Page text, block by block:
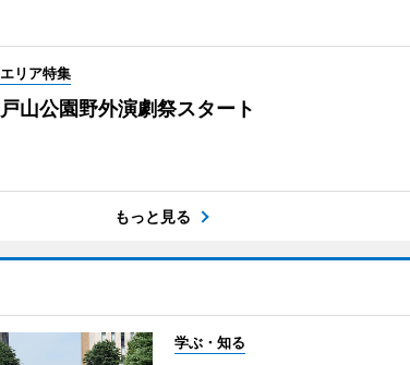
エリア特集
戸山公園野外演劇祭スタート
もっと見る
学ぶ・知る